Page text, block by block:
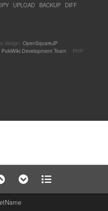
UPLOAD BACKUP
DIFF
design: OpenSquareJP
PukiWiki Development Team PHP